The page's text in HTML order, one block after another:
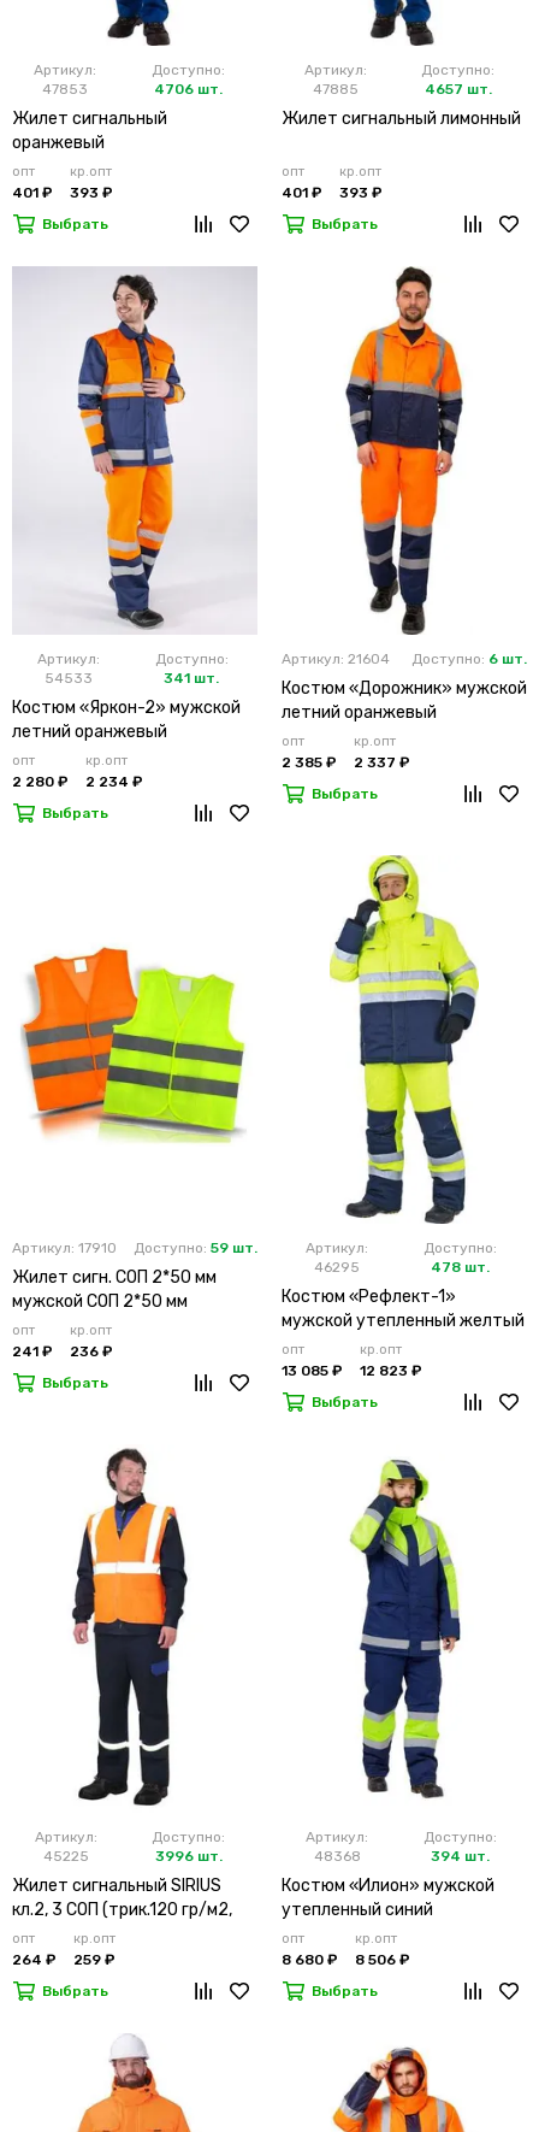
Артикул:
47853
Доступно:
4706 шт.
Жилет сигнальный
оранжевый
опт
401 ₽
кр.опт
393 ₽
Выбрать
Артикул:
47885
Доступно:
4657 шт.
Жилет сигнальный лимонный
опт
401 ₽
кр.опт
393 ₽
Выбрать
Артикул:
54533
Доступно:
341 шт.
Костюм «Яркон-2» мужской
летний оранжевый
опт
2 280 ₽
кр.опт
2 234 ₽
Выбрать
Артикул: 21604 Доступно: 6 шт.
Костюм «Дорожник» мужской
летний оранжевый
опт
2 385 ₽
кр.опт
2 337 ₽
Выбрать
Артикул: 17910 Доступно: 59 шт.
Жилет сигн. СОП 2*50 мм
мужской СОП 2*50 мм
опт
241 ₽
кр.опт
236 ₽
Выбрать
Артикул:
46295
Доступно:
478 шт.
Костюм «Рефлект-1»
мужской утепленный желтый
с п/к
опт
13 085 ₽
кр.опт
12 823 ₽
Выбрать
Артикул:
45225
Доступно:
3996 шт.
Жилет сигнальный SIRIUS
кл.2, 3 СОП (трик.120 гр/м2,
карманы) оранжевый
опт
264 ₽
кр.опт
259 ₽
Выбрать
Артикул:
48368
Доступно:
394 шт.
Костюм «Илион» мужской
утепленный синий
опт
8 680 ₽
кр.опт
8 506 ₽
Выбрать